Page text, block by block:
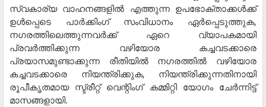
സ്വകാര്യ വാഹനങ്ങളില്‍ എത്തുന്ന ഉപഭോക്താക്കള്‍ക്ക്
ഉള്‍പ്പെടെ പാര്‍ക്കിംഗ് സംവിധാനം ഏര്‍പ്പെടുത്തുക,
നഗരത്തിലെത്തുന്നവര്‍ക്ക് ഏറെ വ്യാപകമായി
പ്രവര്‍ത്തിക്കുന്ന വഴിയോര കച്ചവടക്കാരെ
പ്രയാസമുണ്ടാക്കുന്ന രീതിയില്‍ നഗരത്തില്‍ വഴിയോര
കച്ചവടക്കാരെ നിയന്ത്രിക്കുക, നിയന്ത്രിക്കുന്നതിനായി
രൂപീകൃതമായ സ്ട്രീറ്റ് വെന്റിംഗ് കമ്മിറ്റി യോഗം ചേര്‍ന്നിട്ട്
മാസങ്ങളായി.